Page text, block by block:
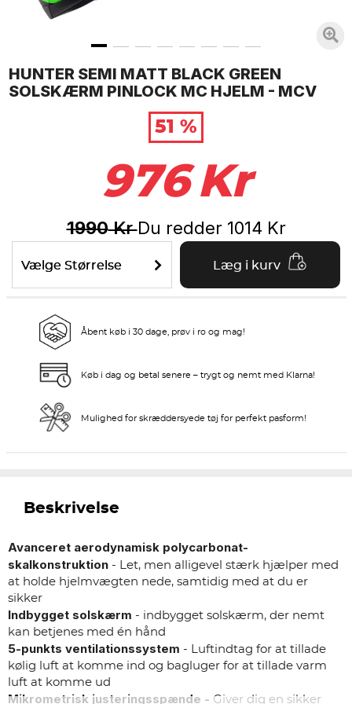
HUNTER SEMI MATT BLACK GREEN
SOLSKÆRM PINLOCK MC HJELM - MCV
51 %
976 Kr
1990KrDu redder 1014 Kr
Vælge Størrelse Læg i kurv
Åbent køb i 30 dage, prøv i ro og mag!
Køb i dag og betal senere – trygt og nemt med Klarna!
Mulighed for skræddersyede tøj for perfekt pasform!
Beskrivelse
Avanceret aerodynamisk polycarbonat-
skalkonstruktion - Let, men alligevel stærk hjælper med
at holde hjelmvægten nede, samtidig med at du er
sikker
Indbygget solskærm - indbygget solskærm, der nemt
kan betjenes med én hånd
5-punkts ventilationssystem - Luftindtag for at tillade
kølig luft at komme ind og bagluger for at tillade varm
luft at komme ud
Mikrometrisk justeringsspænde - Giver dig en sikker